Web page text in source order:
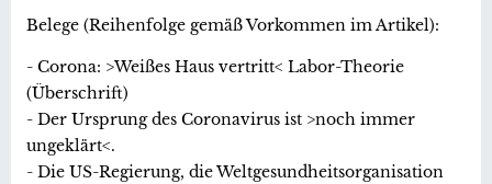
Belege (Reihenfolge gemäß Vorkommen im Artikel):
- Corona: >Weißes Haus vertritt< Labor-Theorie
(Überschrift)
- Der Ursprung des Coronavirus ist >noch immer
ungeklärt<.
- Die US-Regierung, die Weltgesundheitsorganisation